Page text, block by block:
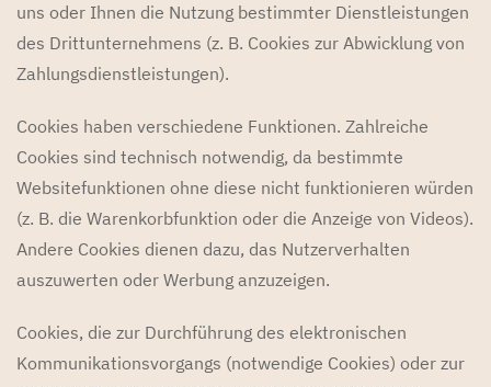
uns oder Ihnen die Nutzung bestimmter Dienstleistungen
des Drittunternehmens (z. B. Cookies zur Abwicklung von
Zahlungsdienstleistungen).
Cookies haben verschiedene Funktionen. Zahlreiche
Cookies sind technisch notwendig, da bestimmte
Websitefunktionen ohne diese nicht funktionieren würden
(z. B. die Warenkorbfunktion oder die Anzeige von Videos).
Andere Cookies dienen dazu, das Nutzerverhalten
auszuwerten oder Werbung anzuzeigen.
Cookies, die zur Durchführung des elektronischen
Kommunikationsvorgangs (notwendige Cookies) oder zur